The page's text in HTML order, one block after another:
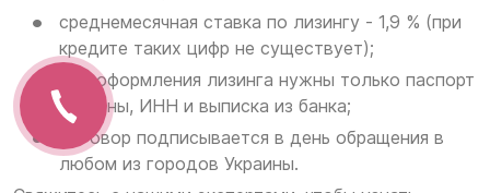
среднемесячная ставка по лизингу - 1,9 % (при
кредите таких цифр не существует);
для оформления лизинга нужны только паспорт
Украины, ИНН и выписка из банка;
договор подписывается в день обращения в
любом из городов Украины.